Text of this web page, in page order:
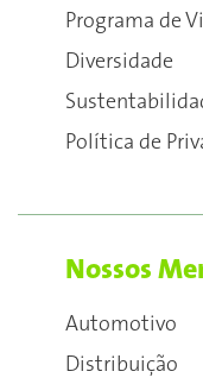
Programa de
Diversidade
Política de
Nossos
Automotivo
Distribuição